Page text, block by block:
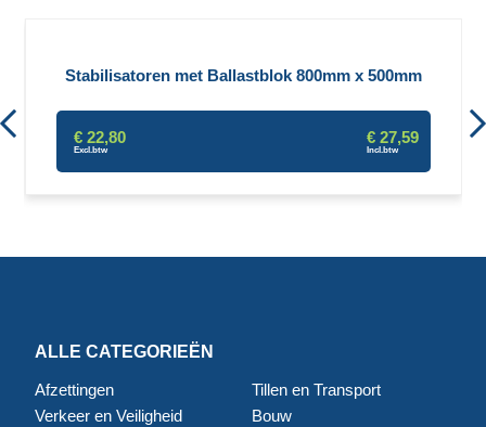
Stabilisatoren met Ballastblok 800mm x 500mm
€ 22,80 € 27,59
ALLE CATEGORIEËN
Afzettingen
Verkeer en Veiligheid
Tillen en Transport
Bouw